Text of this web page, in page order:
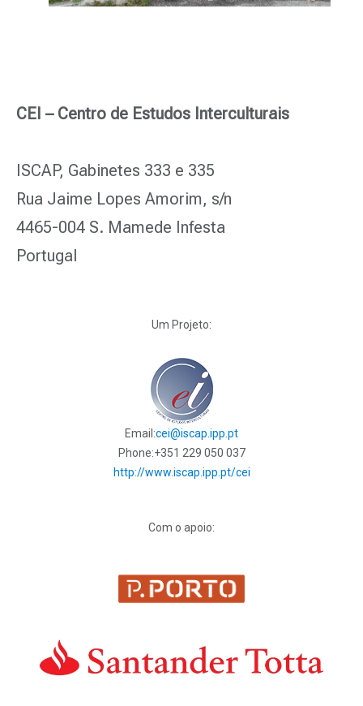
CEI – Centro de Estudos Interculturais
ISCAP, Gabinetes 333 e 335
Rua Jaime Lopes Amorim, s/n
4465-004 S. Mamede Infesta
Portugal
Um Projeto:
Email:cei@iscap.ipp.pt
Phone:+351 229 050 037
http://www.iscap.ipp.pt/cei
Com o apoio: